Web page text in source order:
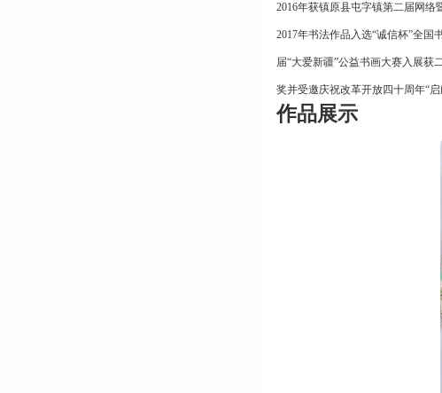
2016年获镇原县屯字镇第二届网络
2017年书法作品入选“诚信杯”全
届“大爱新疆”公益书画大赛入展
奖并受邀庆祝改革开放四十周年“启
作品展示